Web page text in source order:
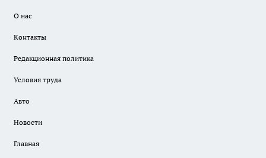
О нас
Контакты
Редакционная политика
Условия труда
Авто
Новости
Главная